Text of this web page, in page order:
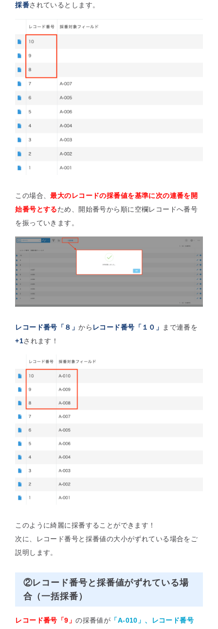
採番されているとします。
この場合、最大のレコードの採番値を基準に次の連番を開
始番号とするため、開始番号から順に空欄レコードへ番号
を振っていきます。
レコード番号「８」から レコード番号「１０」 まで連番を
+1されます！
このように綺麗に採番することができます！
次に、レコード番号と採番値の大小がずれている場合をご
説明します。
②レコード番号と採番値がずれている場
合（一括採番）
レコード番号「9」の採番値が 「A-010」、レコード番号